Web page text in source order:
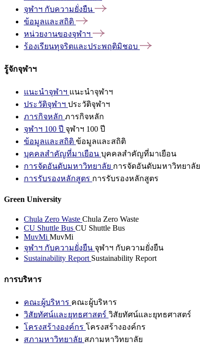
จุฬาฯ กับความยั่งยืน
ข้อมูลและสถิติ
หน่วยงานของจุฬาฯ
ร้องเรียนทุจริตและประพฤติมิชอบ
รู้จักจุฬาฯ
แนะนำจุฬาฯ แนะนำจุฬาฯ
ประวัติจุฬาฯ ประวัติจุฬาฯ
ภารกิจหลัก ภารกิจหลัก
จุฬาฯ 100 ปี จุฬาฯ 100 ปี
ข้อมูลและสถิติ ข้อมูลและสถิติ
บุคคลสำคัญที่มาเยือน บุคคลสำคัญที่มาเยือน
การจัดอันดับมหาวิทยาลัย การจัดอันดับมหาวิทยาลัย
การรับรองหลักสูตร การรับรองหลักสูตร
Green University
Chula Zero Waste Chula Zero Waste
CU Shuttle Bus CU Shuttle Bus
MuvMi MuvMi
จุฬาฯ กับความยั่งยืน จุฬาฯ กับความยั่งยืน
Sustainability Report Sustainability Report
การบริหาร
คณะผู้บริหาร คณะผู้บริหาร
วิสัยทัศน์และยุทธศาสตร์ วิสัยทัศน์และยุทธศาสตร์
โครงสร้างองค์กร โครงสร้างองค์กร
สภามหาวิทยาลัย สภามหาวิทยาลัย